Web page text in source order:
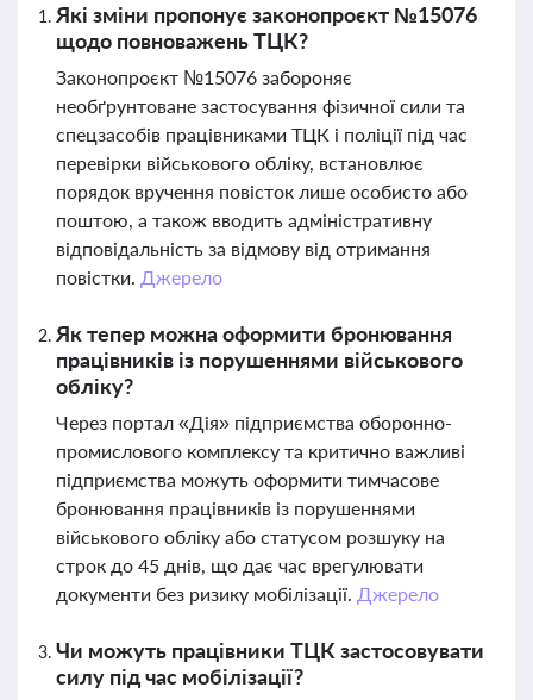
Які зміни пропонує законопроєкт №15076
щодо повноважень ТЦК?
Законопроєкт №15076 забороняє
необґрунтоване застосування фізичної сили та
спецзасобів працівниками ТЦК і поліції під час
перевірки військового обліку, встановлює
порядок вручення повісток лише особисто або
поштою, а також вводить адміністративну
відповідальність за відмову від отримання
повістки. Джерело
Як тепер можна оформити бронювання
працівників із порушеннями військового
обліку?
Через портал «Дія» підприємства оборонно-
промислового комплексу та критично важливі
підприємства можуть оформити тимчасове
бронювання працівників із порушеннями
військового обліку або статусом розшуку на
строк до 45 днів, що дає час врегулювати
документи без ризику мобілізації. Джерело
Чи можуть працівники ТЦК застосовувати
силу під час мобілізації?